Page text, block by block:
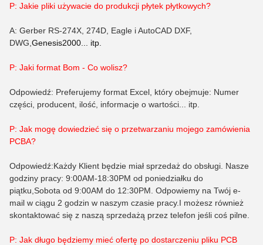
P: Jakie pliki używacie do produkcji płytek płytkowych?
A: Gerber RS-274X, 274D, Eagle i AutoCAD DXF,
DWG, Genesis2000... itp.
P: Jaki format Bom - Co wolisz?
Odpowiedź: Preferujemy format Excel, który obejmuje: Numer
części, producent, ilość, informacje o wartości... itp.
P: Jak mogę dowiedzieć się o przetwarzaniu mojego zamówienia
PCBA?
Odpowiedź:Każdy Klient będzie miał sprzedaż do obsługi. Nasze
godziny pracy: 9:00AM-18:30PM od poniedziałku do
piątku,Sobota od 9:00AM do 12:30PM. Odpowiemy na Twój e-
mail w ciągu 2 godzin w naszym czasie pracy.I możesz również
skontaktować się z naszą sprzedażą przez telefon jeśli coś pilne.
P: Jak długo będziemy mieć ofertę po dostarczeniu pliku PCB